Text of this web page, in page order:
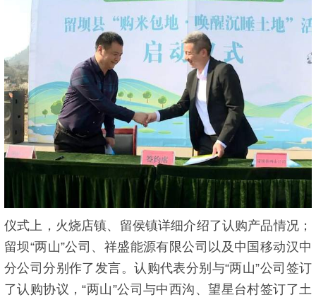
仪式上，火烧店镇、留侯镇详细介绍了认购产品情况；
留坝“两山”公司、祥盛能源有限公司以及中国移动汉中
分公司分别作了发言。认购代表分别与“两山”公司签订
了认购协议，“两山”公司与中西沟、望星台村签订了土